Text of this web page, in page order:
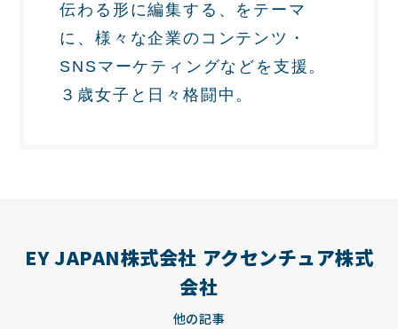
伝わる形に編集する、をテーマ
に、様々な企業のコンテンツ・
SNSマーケティングなどを支援。
３歳女子と日々格闘中。
EY JAPAN株式会社 アクセンチュア株式
会社
他の記事